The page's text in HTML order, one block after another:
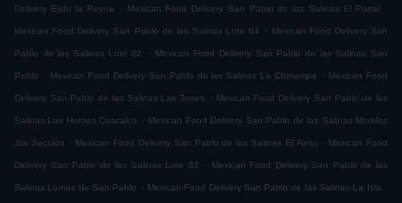
Delivery Ejido la Reyna . Mexican Food Delivery San Pablo de las Salinas El Portal .
Mexican Food Delivery San Pablo de las Salinas Lote 64 . Mexican Food Delivery San
Pablo de las Salinas Lote 82 . Mexican Food Delivery San Pablo de las Salinas San
Pablo . Mexican Food Delivery San Pablo de las Salinas La Chinampa . Mexican Food
Delivery San Pablo de las Salinas Las Torres . Mexican Food Delivery San Pablo de las
Salinas Los Heroes Coacalco . Mexican Food Delivery San Pablo de las Salinas Morelos
3ra Sección . Mexican Food Delivery San Pablo de las Salinas El Reloj . Mexican Food
Delivery San Pablo de las Salinas Lote 62 . Mexican Food Delivery San Pablo de las
Salinas Lomas de San Pablo . Mexican Food Delivery San Pablo de las Salinas La Isla .